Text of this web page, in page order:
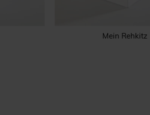
Mein Rehkitz